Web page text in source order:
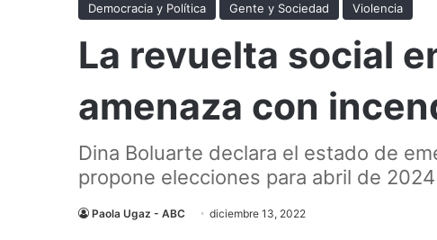
Democracia y Política Gente y Sociedad Violencia
La revuelta social
amenaza con
Dina Boluarte declara el estado de
propone elecciones para abril de 2024
Paola Ugaz - ABC diciembre 13, 2022